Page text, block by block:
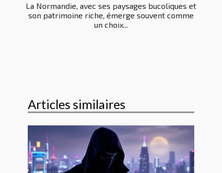
La Normandie, avec ses paysages bucoliques et
son patrimoine riche, émerge souvent comme
un choix...
Articles similaires